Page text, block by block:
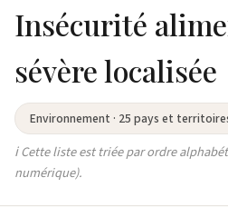
Insécurité
sévère localisée
Environnement · 25 pays et
ℹ️ Cette liste est triée par ordre
numérique).